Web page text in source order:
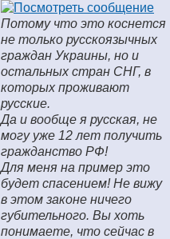
Потому что это коснется
не только русскоязычных
граждан Украины, но и
остальных стран СНГ, в
которых проживают
русские.
Да и вообще я русская, не
могу уже 12 лет получить
гражданство РФ!
Для меня на пример это
будет спасением! Не вижу
в этом законе ничего
губительного. Вы хоть
понимаете, что сейчас в